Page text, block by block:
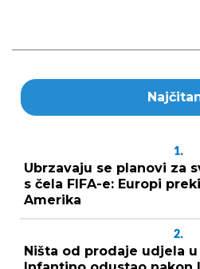
1.
Ubrzavaju se planovi za
s čela FIFA-e: Europi
Amerika
2.
Ništa od prodaje udjela u